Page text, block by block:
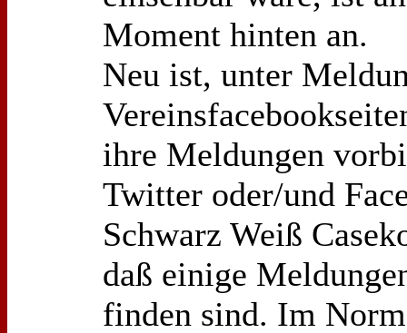
Moment hinten an.
Neu ist, unter
ihre Meldungen
Twitter oder/und
Schwarz Weiß
daß einige
finden sind. Im